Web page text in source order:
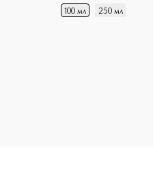
100 мл 250 мл